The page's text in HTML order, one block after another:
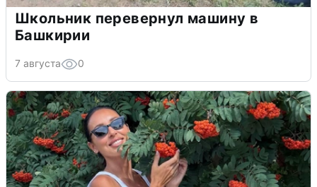
Школьник перевернул машину в
Башкирии
7 августа 0